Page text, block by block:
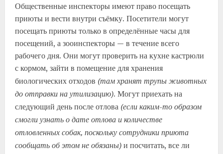
Общественные инспекторы имеют право посещать
приюты и вести внутри съёмку. Посетители могут
посещать приюты только в определённые часы для
посещений, а зооинспекторы — в течение всего
рабочего дня. Они могут проверить на кухне кастрюли
с кормом, зайти в помещение для хранения
биологических отходов (там хранят трупы животных
до отправки на утилизацию). Могут приехать на
следующий день после отлова (если каким-то образом
смогли узнать о дате отлова и количестве
отловленных собак, поскольку сотрудники приюта
сообщать об этом не обязаны) и посчитать, все ли